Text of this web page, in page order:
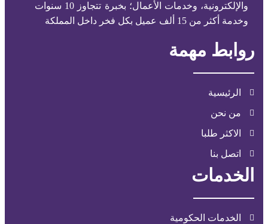
والإلكترونية، وخدمات الأعمال؛ بخبرة تتجاوز 10 سنوات
وخدمة أكثر من 15 ألف عميل بكل فخر داخل المملكة
روابط مهمة
الرئيسية
من نحن
الاكثر طلبا
اتصل بنا
الخدمات
الخدمات الحكومية